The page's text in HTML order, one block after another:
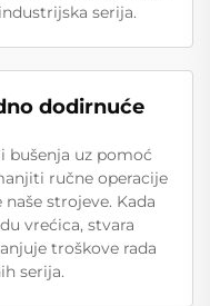
serija.
dodirnuće
bušenja uz pomoć
ručne operacije
strojeve. Kada
vrećica, stvara
troškove rada
serija.